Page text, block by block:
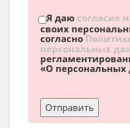
Я даю согласие
своих
согласно
персональных
«О персональных